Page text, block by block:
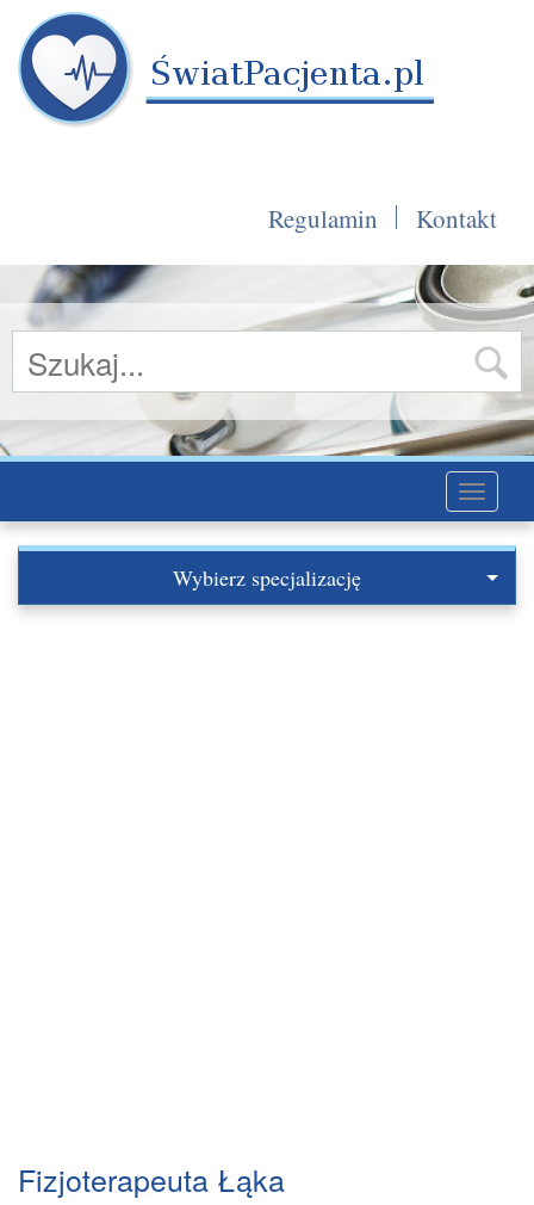
Regulamin Kontakt
Toggle
Wybierz specjalizację
Fizjoterapeuta Łąka